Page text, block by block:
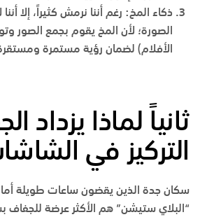
ذكاء المخ: رغم أننا نرمش كثيراً، إلا
الصورة؛ لأن المخ يقوم بجمع الصور
الأفلام) لضمان رؤية مستمرة
ثانياً لماذا يزداد
التركيز في
سكان جدة الذين يقضون ساعات طويلة
“البلاي ستيشن” هم الأكثر عرضة للجفاف